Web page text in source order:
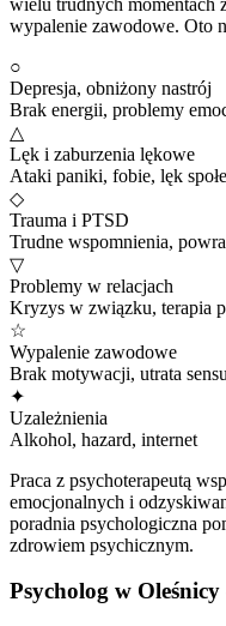
wypalenie zawodowe. Oto
○
Depresja, obniżony nastrój
Brak energii, problemy
△
Lęk i zaburzenia lękowe
Ataki paniki, fobie, lęk
◇
Trauma i PTSD
Trudne wspomnienia,
▽
Problemy w relacjach
Kryzys w związku, terapia
☆
Wypalenie zawodowe
Brak motywacji, utrata
✦
Uzależnienia
Alkohol, hazard, internet
Praca z psychoterapeutą
emocjonalnych i
poradnia psychologiczna
zdrowiem psychicznym.
Psycholog w Oleśnicy